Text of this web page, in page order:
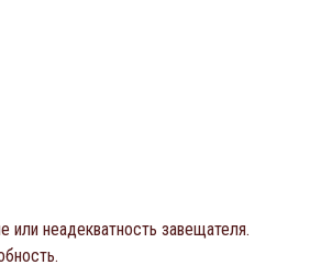
неадекватность завещателя.